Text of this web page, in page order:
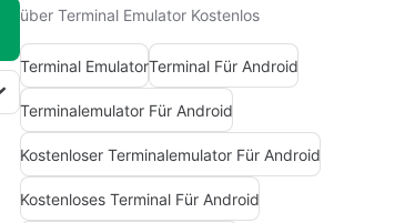
über Terminal Emulator Kostenlos
Terminal EmulatorTerminal Für Android
Terminalemulator Für Android
Kostenloser Terminalemulator Für Android
Kostenloses Terminal Für Android